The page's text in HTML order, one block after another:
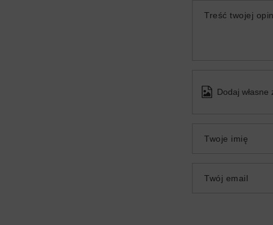
Treść twojej
Dodaj
Twoje imię
Twój email